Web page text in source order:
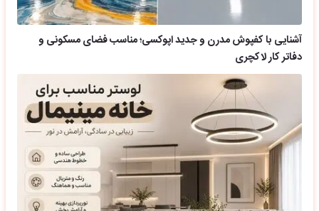
آشنایی با کفپوش مدرن و جدید اپوکسی؛ مناسب فضای مسکونی و
دفاتر کار لاکچری